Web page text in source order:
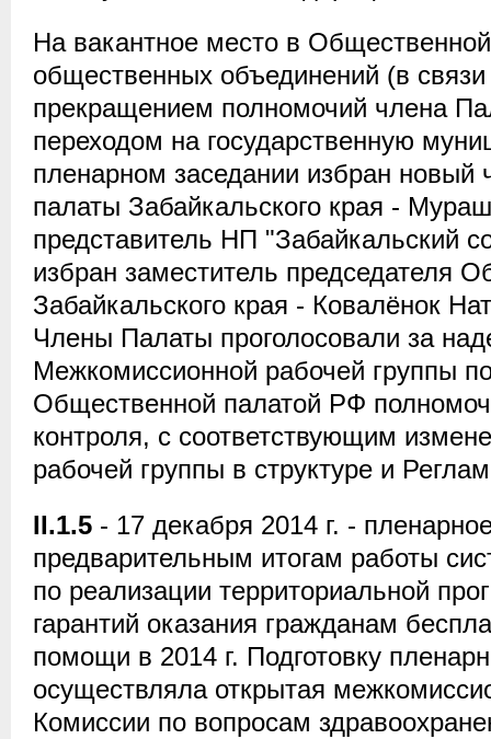
На вакантное место в
общественных объединений (в
прекращением полномочий члена
переходом на государственную
пленарном заседании избран
палаты Забайкальского края -
представитель НП "Забайкальский
избран заместитель председателя
Забайкальского края - Ковалёнок
Члены Палаты проголосовали за
Межкомиссионной рабочей группы
Общественной палатой РФ
контроля, с соответствующим
рабочей группы в структуре и
II.1.5 - 17 декабря 2014 г. -
предварительным итогам работы
по реализации территориальной
гарантий оказания гражданам
помощи в 2014 г. Подготовку
осуществляла открытая
Комиссии по вопросам